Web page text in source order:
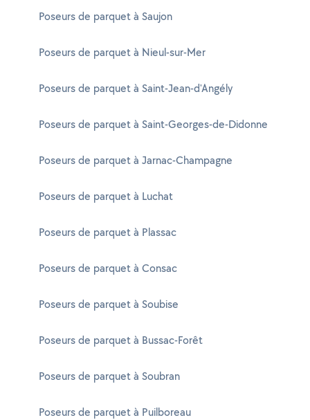
Poseurs de parquet à Saujon
Poseurs de parquet à Nieul-sur-Mer
Poseurs de parquet à Saint-Jean-d'Angély
Poseurs de parquet à Saint-Georges-de-Didonne
Poseurs de parquet à Jarnac-Champagne
Poseurs de parquet à Luchat
Poseurs de parquet à Plassac
Poseurs de parquet à Consac
Poseurs de parquet à Soubise
Poseurs de parquet à Bussac-Forêt
Poseurs de parquet à Soubran
Poseurs de parquet à Puilboreau